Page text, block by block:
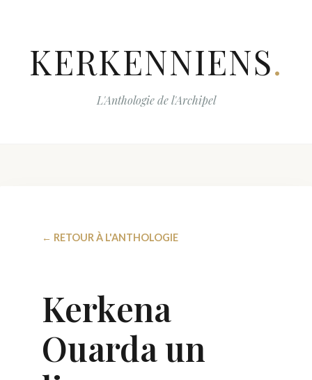
KERKENNIENS.
L'Anthologie de l'Archipel
← RETOUR À L'ANTHOLOGIE
Kerkena
Ouarda un